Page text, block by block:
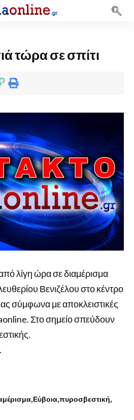
τώρα σε σπίτι
λίγη ώρα σε διαμέρισμα
Βενιζέλου στο κέντρο
σύμφωνα με αποκλειστικές
Στο σημείο σπεύδουν
Εύβοια πυροσβεστική